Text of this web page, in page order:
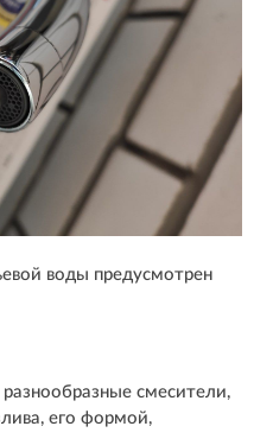
воды предусмотрен
смесители,
его формой,